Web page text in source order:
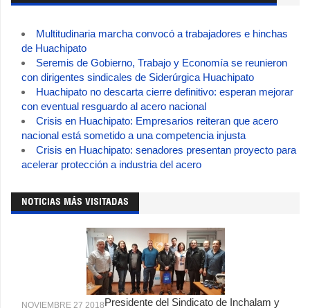
Multitudinaria marcha convocó a trabajadores e hinchas
de Huachipato
Seremis de Gobierno, Trabajo y Economía se reunieron
con dirigentes sindicales de Siderúrgica Huachipato
Huachipato no descarta cierre definitivo: esperan mejorar
con eventual resguardo al acero nacional
Crisis en Huachipato: Empresarios reiteran que acero
nacional está sometido a una competencia injusta
Crisis en Huachipato: senadores presentan proyecto para
acelerar protección a industria del acero
NOTICIAS MÁS VISITADAS
NOVIEMBRE 27 2018Presidente del Sindicato de Inchalam y